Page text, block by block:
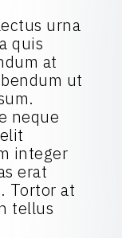
urna
quis
at
ut
neque
integer
erat
Tortor at
tellus